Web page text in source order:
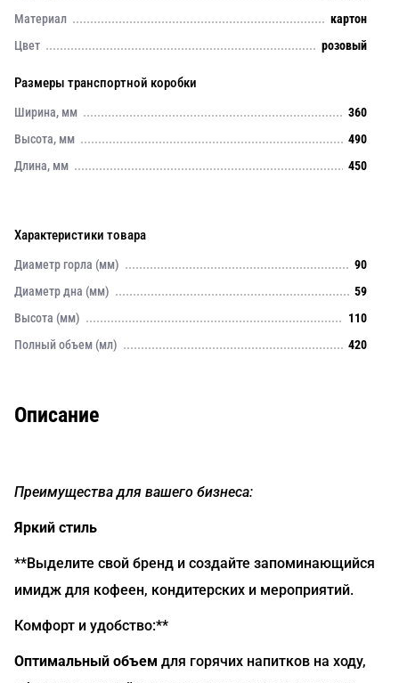
Материал
картон
Цвет
розовый
Размеры транспортной коробки
Ширина, мм
360
Высота, мм
490
Длина, мм
450
Характеристики товара
Диаметр горла (мм)
90
Диаметр дна (мм)
59
Высота (мм)
110
Полный объем (мл)
420
Описание
Преимущества для вашего бизнеса:
Яркий стиль
**Выделите свой бренд и создайте запоминающийся
имидж для кофеен, кондитерских и мероприятий.
Комфорт и удобство:**
Оптимальный объем для горячих напитков на ходу,